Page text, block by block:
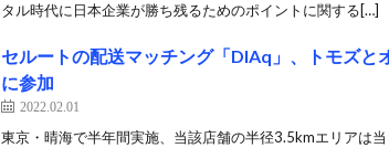
タル時代に日本企業が勝ち残るためのポイントに関する[…]
セルートの配送マッチング「DIAq」、トモズと
に参加
2022.02.01
東京・晴海で半年間実施、当該店舗の半径3.5kmエリアは